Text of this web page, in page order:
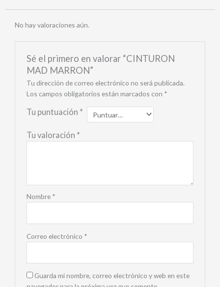
No hay valoraciones aún.
Sé el primero en valorar “CINTURON
MAD MARRON”
Tu dirección de correo electrónico no será publicada.
Los campos obligatorios están marcados con *
Tu puntuación *
Tu valoración *
Nombre *
Correo electrónico *
Guarda mi nombre, correo electrónico y web en este